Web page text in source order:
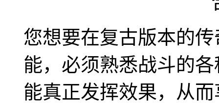
您想要在复古版本的
能，必须熟悉战斗的
能真正发挥效果，从